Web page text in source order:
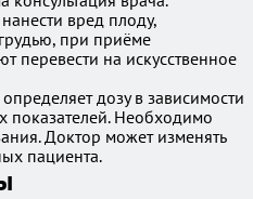
вред плоду,
при приёме
перевести на искусственное
дозу в зависимости
показателей. Необходимо
Доктор может изменять
пациента.